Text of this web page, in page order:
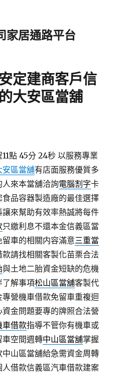
家居通路平台
定建商客戶信
大安區當舖
點 45分 24秒 以服務專業
安區當舖有店面服務優質多
來本當舖洽詢電腦割字卡
品容器製造廠的最佳選擇
讓來幫助有效率熱誠將每件
只繳利息不還本金信義區當
車的相關内容滿意三重當
請找相關客製化苗栗合法
與土地二胎資金短缺的危機
了解事項松山區當舖客製代
營機車借款免留車重複迴
金問題要專的牌照合法營
車借款指導不管你有機車或
車空間週轉中山區當舖掌握
山區當舖給急需資金周轉
人借款信義區汽車借款建案